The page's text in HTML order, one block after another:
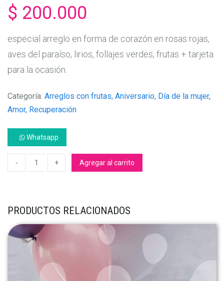
$ 200.000
especial arreglo en forma de corazón en rosas rojas,
aves del paraíso, lirios, follajes verdes, frutas + tarjeta
para la ocasión.
Categoría: Arreglos con frutas, Aniversario, Día de la mujer,
Amor, Recuperación
Whatsapp
Agregar al carrito
PRODUCTOS RELACIONADOS